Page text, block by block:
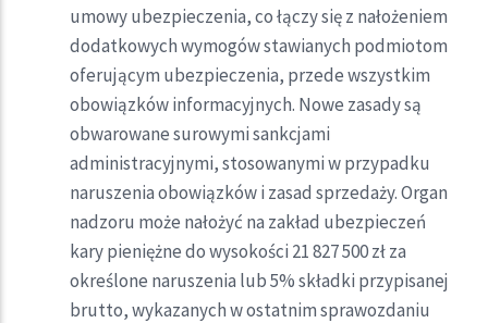
umowy ubezpieczenia, co łączy się z nałożeniem
dodatkowych wymogów stawianych podmiotom
oferującym ubezpieczenia, przede wszystkim
obowiązków informacyjnych. Nowe zasady są
obwarowane surowymi sankcjami
administracyjnymi, stosowanymi w przypadku
naruszenia obowiązków i zasad sprzedaży. Organ
nadzoru może nałożyć na zakład ubezpieczeń
kary pieniężne do wysokości 21 827 500 zł za
określone naruszenia lub 5% składki przypisanej
brutto, wykazanych w ostatnim sprawozdaniu